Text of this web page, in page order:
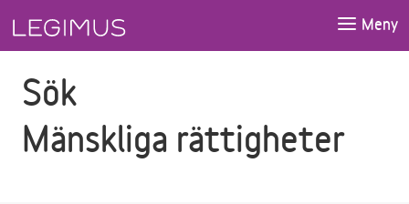
Meny
Sök
Mänskliga rättigheter